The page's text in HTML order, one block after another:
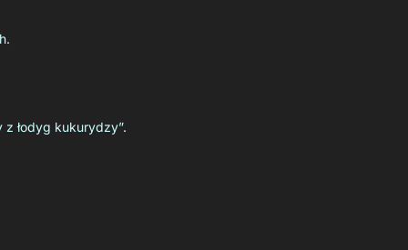
z łodyg kukurydzy”.